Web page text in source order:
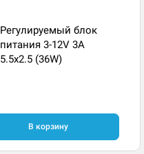
Регулируемый блок
питания 3-12V 3A
5.5x2.5 (36W)
В корзину